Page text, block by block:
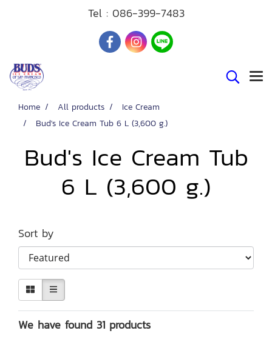
Tel : 086-399-7483
Home All products
Ice Cream
Bud's Ice Cream Tub 6 L (3,600 g.)
Bud's Ice Cream Tub
6 L (3,600 g.)
Sort by
We have found 31 products